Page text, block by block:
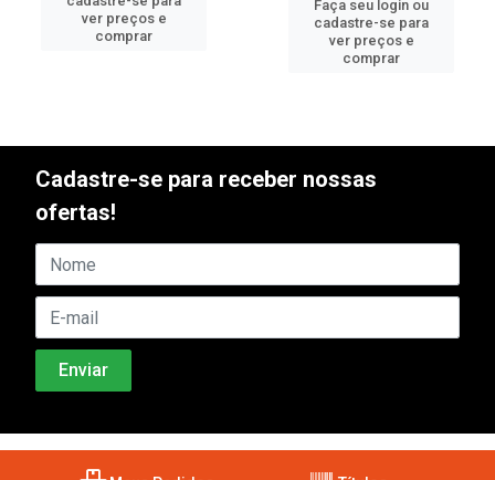
ver preços e
comprar
Faça seu login ou
cadastre-se para
ver preços e
comprar
Cadastre-se para receber nossas
ofertas!